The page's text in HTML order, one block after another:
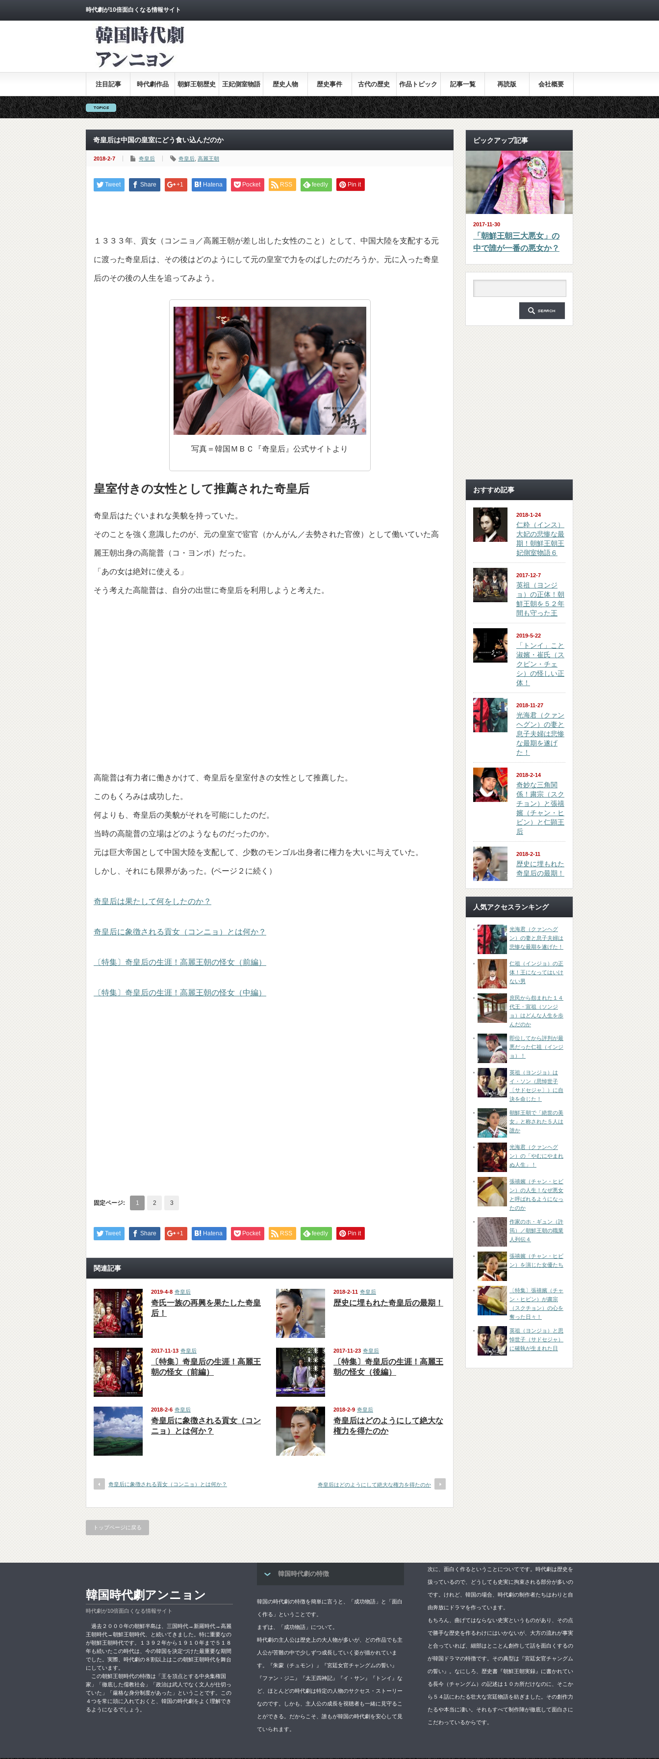
時代劇が10倍面白くなる情報サイト
注目記事 時代劇作品 朝鮮王朝歴史
全集
王妃側室物語 歴史人物 歴史事件 古代の歴史 作品トピック
ス
記事一覧 再読版 会社概要
奇皇后は中国の皇室にどう食い込んだのか
2018-2-7 奇皇后 奇皇后 高麗王朝
Tweet Share +1 Hatena Pocket RSS feedly Pin it
１３３３年、貢女（コンニョ／高麗王朝が差し出した女性のこと）として、中国大陸を支配する元
に渡った奇皇后は、その後はどのようにして元の皇室で力をのばしたのだろうか。元に入った奇皇
后のその後の人生を追ってみよう。
写真＝韓国ＭＢＣ『奇皇后』公式サイトより
皇室付きの女性として推薦された奇皇后
奇皇后はたぐいまれな美貌を持っていた。
そのことを強く意識したのが、元の皇室で宦官（かんがん／去勢された官僚）として働いていた高
麗王朝出身の高龍普（コ・ヨンボ）だった。
「あの女は絶対に使える」
そう考えた高龍普は、自分の出世に奇皇后を利用しようと考えた。
高龍普は有力者に働きかけて、奇皇后を皇室付きの女性として推薦した。
このもくろみは成功した。
何よりも、奇皇后の美貌がそれを可能にしたのだ。
当時の高龍普の立場はどのようなものだったのか。
元は巨大帝国として中国大陸を支配して、少数のモンゴル出身者に権力を大いに与えていた。
しかし、それにも限界があった。(ページ２に続く）
奇皇后は果たして何をしたのか？
奇皇后に象徴される貢女（コンニョ）とは何か？
〔特集〕奇皇后の生涯！高麗王朝の怪女（前編）
〔特集〕奇皇后の生涯！高麗王朝の怪女（中編）
固定ページ: 1 2 3
Tweet Share +1 Hatena Pocket RSS feedly Pin it
関連記事
2019-4-8 奇皇后
奇氏一族の再興を果たした奇皇
后！
2018-2-11 奇皇后
歴史に埋もれた奇皇后の最期！
2017-11-13 奇皇后
〔特集〕奇皇后の生涯！高麗王
朝の怪女（前編）
2017-11-23 奇皇后
〔特集〕奇皇后の生涯！高麗王
朝の怪女（後編）
2018-2-6 奇皇后
奇皇后に象徴される貢女（コン
ニョ）とは何か？
2018-2-9 奇皇后
奇皇后はどのようにして絶大な
権力を得たのか
奇皇后に象徴される貢女（コンニョ）とは何か？ 奇皇后はどのようにして絶大な権力を得たのか
トップページに戻る
ピックアップ記事
2017-11-30
「朝鮮王朝三大悪女」の
中で誰が一番の悪女か？
おすすめ記事
2018-1-24
仁粋（インス）
大妃の悲惨な最
期！朝鮮王朝王
妃側室物語６
2017-12-7
英祖（ヨンジ
ョ）の正体！朝
鮮王朝を５２年
間も守った王
2019-5-22
「トンイ」こと
淑嬪・崔氏（ス
クピン・チェ
シ）の怪しい正
体！
2018-11-27
光海君（クァン
ヘグン）の妻と
息子夫婦は悲惨
な最期を遂げ
た！
2018-2-14
奇妙な三角関
係！粛宗（スク
チョン）と張禧
嬪（チャン・ヒ
ビン）と仁顕王
后
2018-2-11
歴史に埋もれた
奇皇后の最期！
人気アクセスランキング
光海君（クァンヘグ
ン）の妻と息子夫婦は
悲惨な最期を遂げた！
仁祖（インジョ）の正
体！王になってはいけ
ない男
庶民から怨まれた１４
代王・宣祖（ソンジ
ョ）はどんな人生を歩
んだのか
即位してから評判が最
悪だった仁祖（インジ
ョ）！
英祖（ヨンジョ）は
イ・ソン（思悼世子
〔サドセジャ〕）に自
決を命じた！
朝鮮王朝で「絶世の美
女」と称された５人は
誰か
光海君（クァンヘグ
ン）の「やむにやまれ
ぬ人生」！
張禧嬪（チャン・ヒビ
ン）の人生！なぜ悪女
と呼ばれるようになっ
たのか
作家のホ・ギュン（許
筠）／朝鮮王朝の職業
人列伝４
張禧嬪（チャン・ヒビ
ン）を演じた女優たち
〔特集〕張禧嬪（チャ
ン・ヒビン）が粛宗
（スクチョン）の心を
奪った日々！
英祖（ヨンジョ）と思
悼世子（サドセジャ）
に確執が生まれた日
韓国時代劇の特徴
韓国の時代劇の特徴を簡単に言うと、「成功物語」と「面白
く作る」ということです。
まずは、「成功物語」について。
時代劇の主人公は歴史上の大人物が多いが、どの作品でも主
人公が苦難の中で少しずつ成長していく姿が描かれていま
す。『朱蒙（チュモン）』『宮廷女官チャングムの誓い』
『ファン・ジニ』『太王四神記』『イ・サン』『トンイ』な
ど、ほとんどの時代劇は特定の人物のサクセス・ストーリー
なのです。しかも、主人公の成長を視聴者も一緒に見守るこ
とができる。だからこそ、誰もが韓国の時代劇を安心して見
ていられます。
次に、面白く作るということについてです。時代劇は歴史を
扱っているので、どうしても史実に拘束される部分が多いの
です。けれど、韓国の場合、時代劇の制作者たちはわりと自
由奔放にドラマを作っています。
もちろん、曲げてはならない史実というものがあり、その点
で勝手な歴史を作るわけにはいかないが、大方の流れが事実
と合っていれば、細部はとことん創作して話を面白くするの
が韓国ドラマの特徴です。その典型は『宮廷女官チャングム
の誓い』。なにしろ、歴史書『朝鮮王朝実録』に書かれてい
る長今（チャングム）の記述は１０カ所だけなのに、そこか
ら５４話にわたる壮大な宮廷物語を紡ぎました。その創作力
たるや本当に凄い。それもすべて制作陣が徹底して面白さに
こだわっているからです。
韓国時代劇アンニョン
時代劇が10倍面白くなる情報サイト
過去２０００年の朝鮮半島は、三国時代→新羅時代→高麗
王朝時代→朝鮮王朝時代、と続いてきました。特に重要なの
が朝鮮王朝時代です。１３９２年から１９１０年まで５１８
年も続いたこの時代は、今の韓国を決定づけた最重要な期間
でした。実際、時代劇の８割以上はこの朝鮮王朝時代を舞台
にしています。
この朝鮮王朝時代の特徴は「王を頂点とする中央集権国
家」「徹底した儒教社会」「政治は武人でなく文人が仕切っ
ていた」「厳格な身分制度があった」ということです。この
４つを常に頭に入れておくと、韓国の時代劇をよく理解でき
るようになるでしょう。